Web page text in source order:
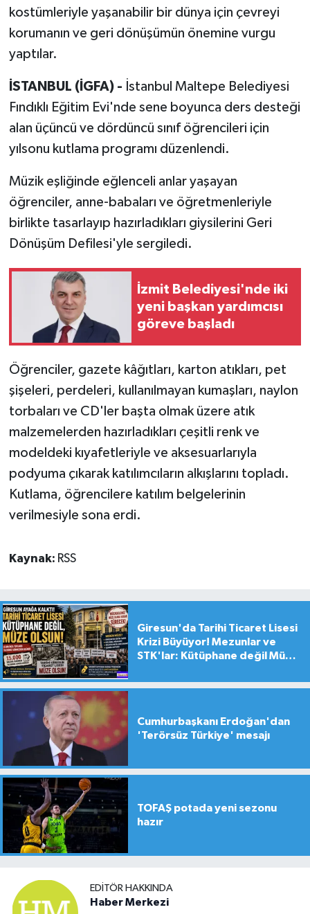
kostümleriyle yaşanabilir bir dünya için çevreyi
korumanın ve geri dönüşümün önemine vurgu
yaptılar.
İSTANBUL (İGFA) - İstanbul Maltepe Belediyesi
Fındıklı Eğitim Evi'nde sene boyunca ders desteği
alan üçüncü ve dördüncü sınıf öğrencileri için
yılsonu kutlama programı düzenlendi.
Müzik eşliğinde eğlenceli anlar yaşayan
öğrenciler, anne-babaları ve öğretmenleriyle
birlikte tasarlayıp hazırladıkları giysilerini Geri
Dönüşüm Defilesi'yle sergiledi.
İzmit Belediyesi'nde iki
yeni başkan yardımcısı
göreve başladı
Öğrenciler, gazete kâğıtları, karton atıkları, pet
şişeleri, perdeleri, kullanılmayan kumaşları, naylon
torbaları ve CD'ler başta olmak üzere atık
malzemelerden hazırladıkları çeşitli renk ve
modeldeki kıyafetleriyle ve aksesuarlarıyla
podyuma çıkarak katılımcıların alkışlarını topladı.
Kutlama, öğrencilere katılım belgelerinin
verilmesiyle sona erdi.
Kaynak: RSS
Giresun'da Tarihi Ticaret Lisesi
Krizi Büyüyor! Mezunlar ve
STK'lar: Kütüphane değil Müze
Cumhurbaşkanı Erdoğan'dan
'Terörsüz Türkiye' mesajı
TOFAŞ potada yeni sezonu
hazır
EDITÖR HAKKINDA
Haber Merkezi